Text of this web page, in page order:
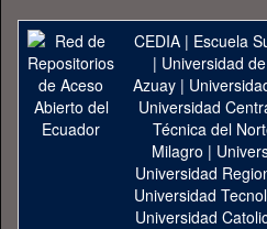
CEDIA| Escuela
| Universidad
Azuay|
Universidad
Técnica del
Milagro |
Universidad
Universidad
Universidad